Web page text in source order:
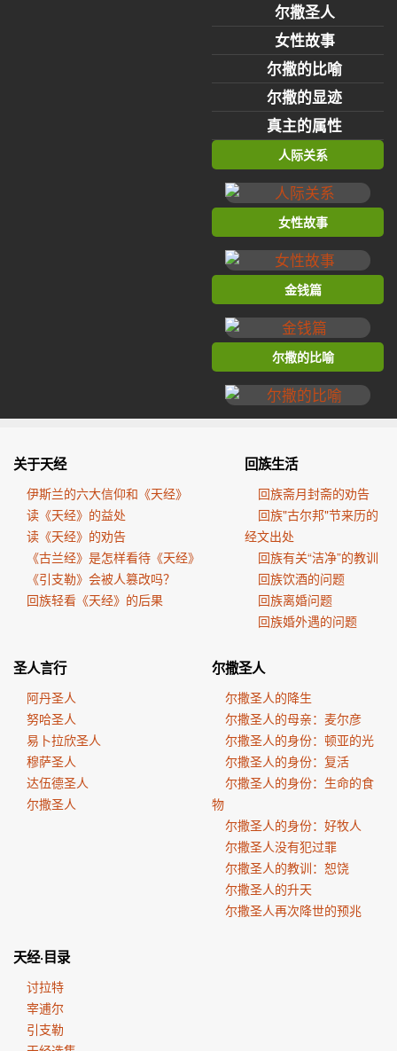
尔撒圣人
女性故事
尔撒的比喻
尔撒的显迹
真主的属性
人际关系
女性故事
金钱篇
尔撒的比喻
关于天经
伊斯兰的六大信仰和《天经》
读《天经》的益处
读《天经》的劝告
《古兰经》是怎样看待《天经》
《引支勒》会被人篡改吗？
回族轻看《天经》的后果
回族生活
回族斋月封斋的劝告
回族"古尔邦"节来历的
经文出处
回族有关“洁净”的教训
回族饮酒的问题
回族离婚问题
回族婚外遇的问题
圣人言行
阿丹圣人
努哈圣人
易卜拉欣圣人
穆萨圣人
达伍德圣人
尔撒圣人
尔撒圣人
尔撒圣人的降生
尔撒圣人的母亲：麦尔彦
尔撒圣人的身份：顿亚的光
尔撒圣人的身份：复活
尔撒圣人的身份：生命的食
物
尔撒圣人的身份：好牧人
尔撒圣人没有犯过罪
尔撒圣人的教训：恕饶
尔撒圣人的升天
尔撒圣人再次降世的预兆
天经·目录
讨拉特
宰逋尔
引支勒